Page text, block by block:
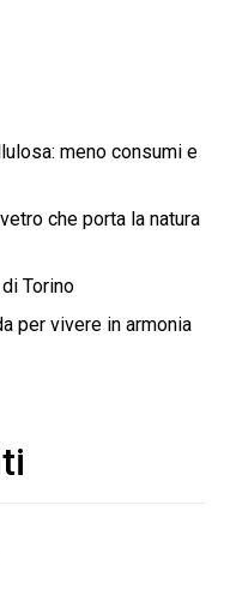
meno consumi e
che porta la natura
Torino
per vivere in armonia